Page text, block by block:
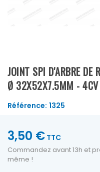
JOINT SPI D'ARBRE DE
Ø 32X52X7.5MM - 4CV
Référence: 1325
3,50 € TTC
Commandez avant 13h et
même !